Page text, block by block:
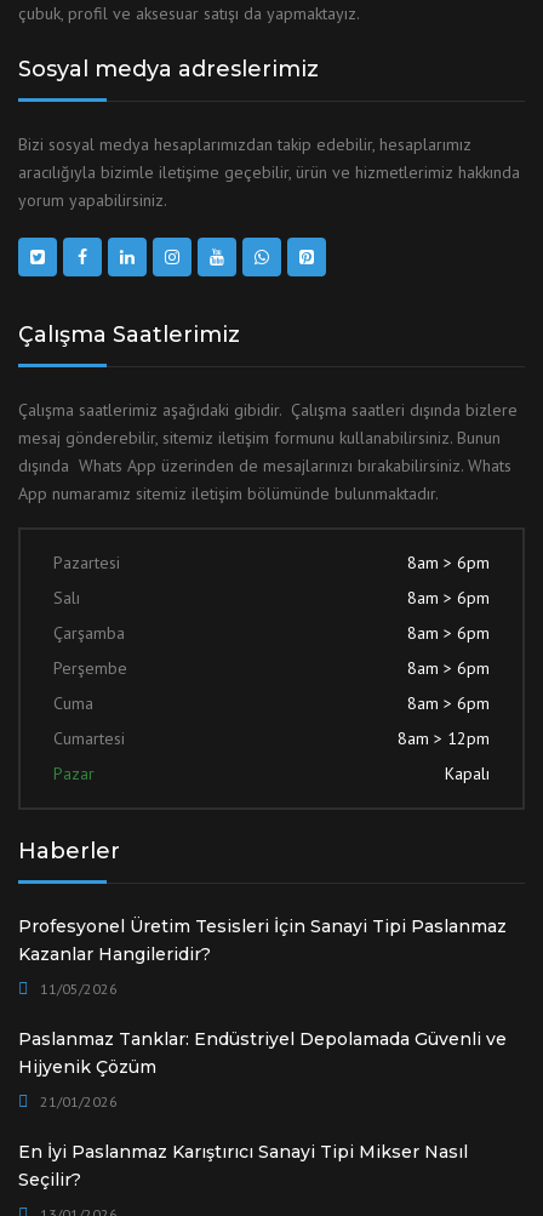
çubuk, profil ve aksesuar satışı da yapmaktayız.
Sosyal medya adreslerimiz
Bizi sosyal medya hesaplarımızdan takip edebilir, hesaplarımız
aracılığıyla bizimle iletişime geçebilir, ürün ve hizmetlerimiz hakkında
yorum yapabilirsiniz.
Çalışma Saatlerimiz
Çalışma saatlerimiz aşağıdaki gibidir. Çalışma saatleri dışında bizlere
mesaj gönderebilir, sitemiz iletişim formunu kullanabilirsiniz. Bunun
dışında Whats App üzerinden de mesajlarınızı bırakabilirsiniz. Whats
App numaramız sitemiz iletişim bölümünde bulunmaktadır.
Pazartesi
8am > 6pm
Salı
8am > 6pm
Çarşamba
8am > 6pm
Perşembe
8am > 6pm
Cuma
8am > 6pm
Cumartesi
8am > 12pm
Pazar
Kapalı
Haberler
Profesyonel Üretim Tesisleri İçin Sanayi Tipi Paslanmaz
Kazanlar Hangileridir?
11/05/2026
Paslanmaz Tanklar: Endüstriyel Depolamada Güvenli ve
Hijyenik Çözüm
21/01/2026
En İyi Paslanmaz Karıştırıcı Sanayi Tipi Mikser Nasıl
Seçilir?